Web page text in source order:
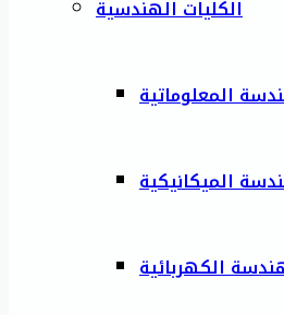
الكليات الهندسية
المعلوماتية
الميكانيكية
الكهربائية